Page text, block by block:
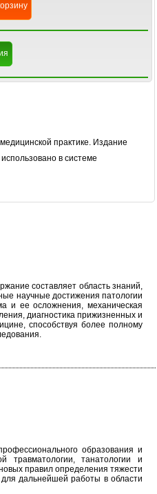
практике. Издание
в системе
составляет область знаний,
научные достижения патологии
и ее осложнения, механическая
диагностика прижизненных и
способствуя более полному
образования и
травматологии, танатологии и
правил определения тяжести
для дальнейшей работы в области